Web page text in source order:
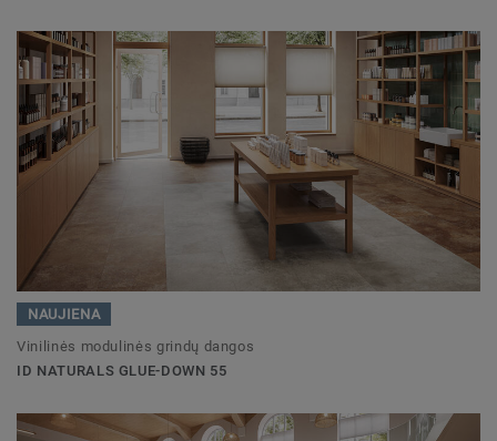
NAUJIENA
Vinilinės modulinės grindų dangos
ID NATURALS GLUE-DOWN 55